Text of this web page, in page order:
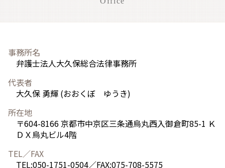
事務所名
弁護士法人大久保総合法律事務所
代表者
大久保 勇輝 (おおくぼ ゆうき)
所在地
〒604-8166 京都市中京区三条通烏丸西入御倉町85-1 Ｋ
ＤＸ烏丸ビル4階
TEL／FAX
TEL:050-1751-0504／FAX:075-708-5575